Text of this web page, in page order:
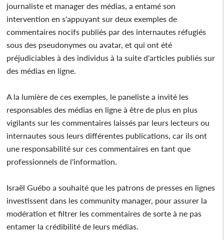
journaliste et manager des médias, a entamé son
intervention en s'appuyant sur deux exemples de
commentaires nocifs publiés par des internautes réfugiés
sous des pseudonymes ou avatar, et qui ont été
préjudiciables à des individus à la suite d'articles publiés sur
des médias en ligne.
A la lumière de ces exemples, le paneliste a invité les
responsables des médias en ligne à être de plus en plus
vigilants sur les commentaires laissés par leurs lecteurs ou
internautes sous leurs différentes publications, car ils ont
une responsabilité sur ces commentaires en tant que
professionnels de l'information.
Israël Guébo a souhaité que les patrons de presses en lignes
investissent dans les community manager, pour assurer la
modération et filtrer les commentaires de sorte à ne pas
entamer la crédibilité de leurs médias.